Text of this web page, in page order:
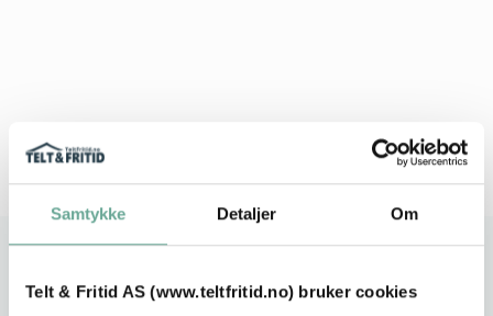
Samtykke Detaljer Om
Telt & Fritid AS (www.teltfritid.no) bruker cookies